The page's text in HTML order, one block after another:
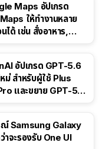
Maps อัปเกรด
ให้ทำงานหลาย
ได้ เช่น สั่งอาหาร,
อัปเกรด GPT-5.6
ม่ สำหรับผู้ใช้ Plus
และขยาย GPT-5.6
Samsung Galaxy
าจะรองรับ One UI